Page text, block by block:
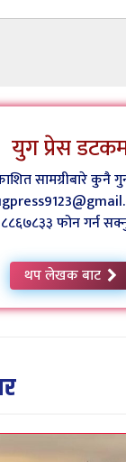
युग प्रेस
सामग्रीबारे कुनै
फोन गर्न
थप लेखक बाट